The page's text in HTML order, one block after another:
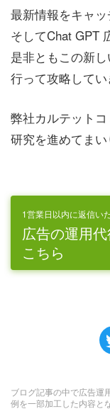
最新情報をキャッ
そしてChat GPT
是非ともこの新
行って攻略してい
弊社カルテット
研究を進めてまい
1営業日以内に返信い
広告の運用
こちら
ブログ記事の中で広告運
例を一部加工した内容と